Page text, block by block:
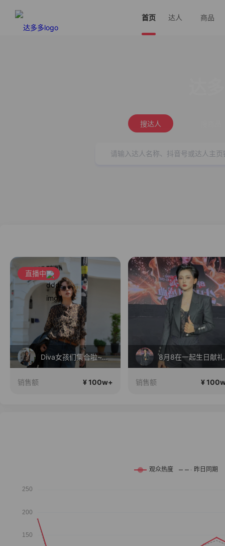
首页 达人 商品
搜达人
直播中
Diva女孩们集合啦~意大利料特产来啦！
销售额 ¥ 100w+
8
销售额 ¥